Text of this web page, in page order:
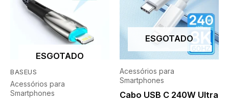
BASEUS
ESGOTADO
Acessórios para
Smartphones
ESGOTADO
Acessórios para
Smartphones
Cabo USB C 240W Ultra